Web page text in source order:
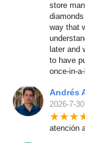
store
way that
later and
to have
once-in-
Andrés
2026-7-30
★★★
atención